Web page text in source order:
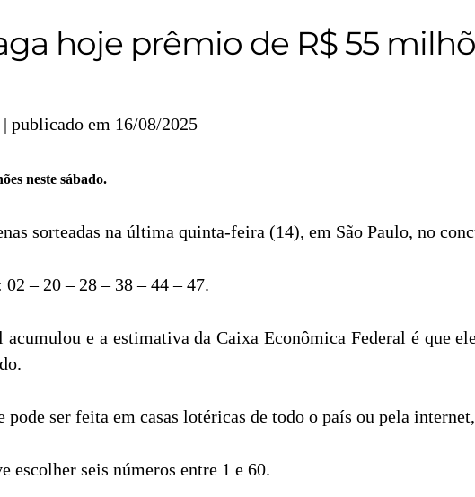
hoje prêmio de R$ 55
| publicado em 16/08/2025
neste sábado.
sorteadas na última quinta-feira (14), em São Paulo, no
– 20 – 28 – 38 – 44 – 47.
e a estimativa da Caixa Econômica Federal é que
pode ser feita em casas lotéricas de todo o país ou pela
escolher seis números entre 1 e 60.